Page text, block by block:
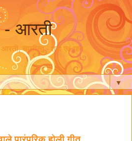
- आरती
आरती, चालीसा - शब्द एवं गान
▼